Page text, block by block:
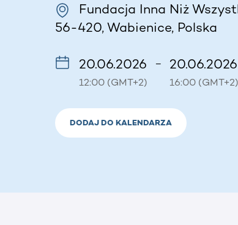
Fundacja Inna Niż
56-420, Wabienice, Polska
20.06.2026
12:00 (GMT+2)
– 20.06.2026
16:00 (GMT+2)
DODAJ DO KALENDARZA